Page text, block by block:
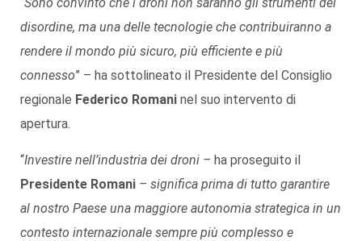
disordine, ma una delle tecnologie che contribuiranno a
rendere il mondo più sicuro, più efficiente e più
connesso” – ha sottolineato il Presidente del Consiglio
regionale Federico Romani nel suo intervento di
apertura.
“Investire nell’industria dei droni – ha proseguito il
Presidente Romani – significa prima di tutto garantire
al nostro Paese una maggiore autonomia strategica in un
contesto internazionale sempre più complesso e